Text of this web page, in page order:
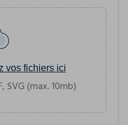
vos fichiers ici
SVG (max. 10mb)